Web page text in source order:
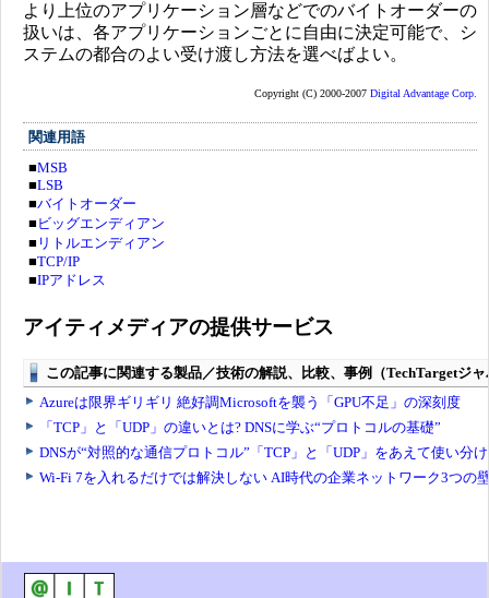
より上位のアプリケーション層などでのバイトオーダーの
扱いは、各アプリケーションごとに自由に決定可能で、シ
ステムの都合のよい受け渡し方法を選べばよい。
Copyright (C) 2000-2007 Digital Advantage Corp.
関連用語
■MSB
■LSB
■バイトオーダー
■ ビッグエンディアン
■ リトルエンディアン
■TCP/IP
■IPアドレス
アイティメディアの提供サービス